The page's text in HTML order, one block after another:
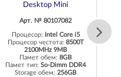
Desktop Mini
Арт. № 80107082
Процесор:
Intel Core i5
Процесор честота: 8500T
2100MHz 9MB
Памет обем: 8GB
Памет тип: So-Dimm DDR4
Storage обем: 256GB